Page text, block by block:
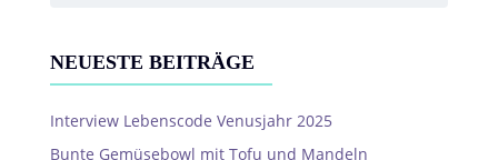
NEUESTE BEITRÄGE
Interview Lebenscode Venusjahr 2025
Bunte Gemüsebowl mit Tofu und Mandeln